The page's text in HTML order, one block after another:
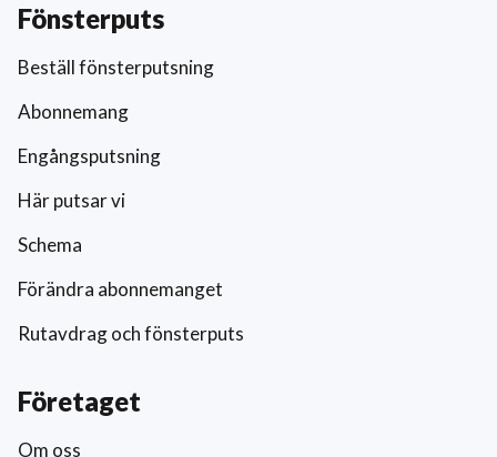
Fönsterputs
Beställ fönsterputsning
Abonnemang
Engångsputsning
Här putsar vi
Schema
Förändra abonnemanget
Rutavdrag och fönsterputs
Företaget
Om oss